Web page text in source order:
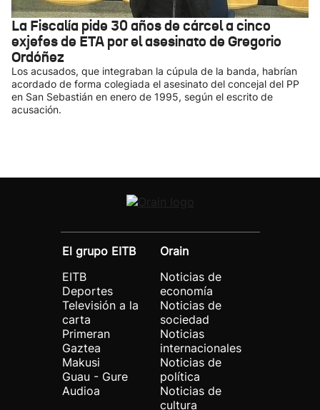
La Fiscalía pide 30 años de cárcel a cinco
exjefes de ETA por el asesinato de Gregorio
Ordóñez
Los acusados, que integraban la cúpula de la banda, habrían
acordado de forma colegiada el asesinato del concejal del PP
en San Sebastián en enero de 1995, según el escrito de
acusación.
El grupo EITB
EITB
Deportes
Televisión a la
carta
Primeran
Gaztea
Makusi
Guau - Gure
Audioa
Orain
Noticias de
economía
Noticias de
sociedad
Noticias
internacionales
Noticias de
política
Noticias de
cultura